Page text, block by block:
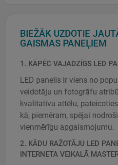
BIEŽĀK UZDOTIE
GAISMAS PANEĻIEM
1. KĀPĒC VAJADZĪGS LED
LED panelis ir viens no
veidotāju un fotogrāfu
kvalitatīvu attēlu,
kā, piemēram, spējai
vienmērīgu apgaismojumu.
2. KĀDU RAŽOTĀJU LED
INTERNETA VEIKALĀ